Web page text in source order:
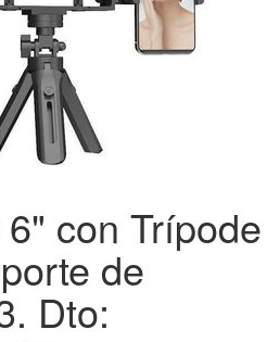
con Trípode
de
Dto: